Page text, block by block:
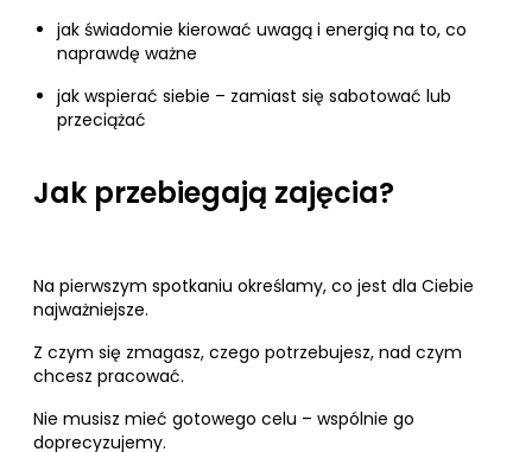
jak świadomie kierować uwagą i energią na to, co
naprawdę ważne
jak wspierać siebie – zamiast się sabotować lub
przeciążać
Jak przebiegają zajęcia?
Na pierwszym spotkaniu określamy, co jest dla Ciebie
najważniejsze.
Z czym się zmagasz, czego potrzebujesz, nad czym
chcesz pracować.
Nie musisz mieć gotowego celu – wspólnie go
doprecyzujemy.